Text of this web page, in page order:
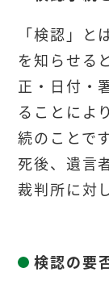
「検認」
を知らせる
正・日付・
ることによ
続のことで
死後、遺言
裁判所に対
検認の要